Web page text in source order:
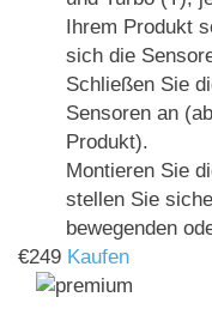
Ihrem Produkt
sich die
Schließen Sie
Sensoren an
Produkt).
Montieren Sie
stellen Sie
bewegenden
€249 Kaufen